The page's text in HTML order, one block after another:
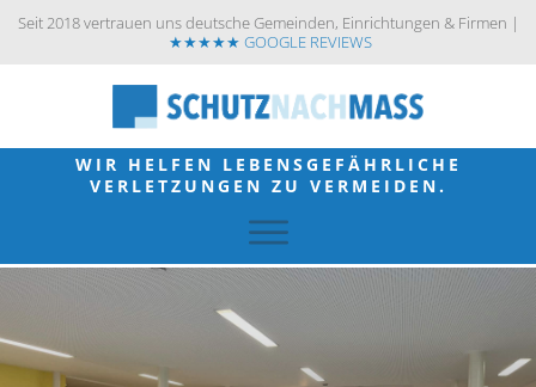
Seit 2018 vertrauen uns deutsche Gemeinden, Einrichtungen & Firmen |
★★★★★ GOOGLE REVIEWS
WIR HELFEN LEBENSGEFÄHRLICHE
VERLETZUNGEN ZU VERMEIDEN.